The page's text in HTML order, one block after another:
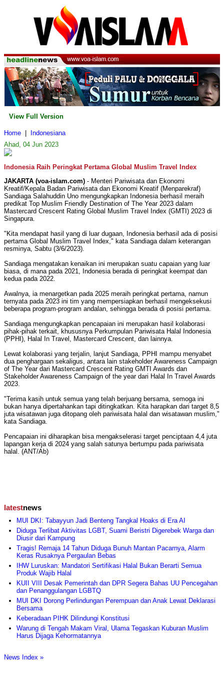
View Full Version
Home
Indonesiana
Ahad, 04 Jun 2023
Indonesia Raih Peringkat Pertama Global Muslim Travel Index
JAKARTA (voa-islam.com) - Menteri Pariwisata dan Ekonomi
Kreatif/Kepala Badan Pariwisata dan Ekonomi Kreatif (Menparekraf)
Sandiaga Salahuddin Uno mengungkapkan Indonesia berhasil meraih
predikat Top Muslim Friendly Destination of The Year 2023 dalam
Mastercard Crescent Rating Global Muslim Travel Index (GMTI) 2023 di
Singapura.
"Kita mendapat hasil yang di luar dugaan, Indonesia berhasil ada di posisi
pertama Global Muslim Travel Index," kata Sandiaga dalam keterangan
resminya, Sabtu (3/6/2023).
Sandiaga mengatakan kenaikan ini merupakan suatu capaian yang luar
biasa, di mana pada 2021, Indonesia berada di peringkat keempat dan
kedua pada 2022.
Awalnya, ia menargetkan pada 2025 meraih peringkat pertama, namun
ternyata pada 2023 ini tim yang mempersiapkan berhasil mengeksekusi
beberapa program-program andalan, sehingga berada di posisi pertama.
Sandiaga mengungkapkan pencapaian ini merupakan hasil kolaborasi
pihak-pihak terkait, khususnya Perkumpulan Pariwisata Halal Indonesia
(PPHI), Halal In Travel, Mastercard Crescent, dan lainnya.
Lewat kolaborasi yang terjalin, lanjut Sandiaga, PPHI mampu menyabet
dua penghargaan sekaligus, antara lain stakeholder Awareness Campaign
of The Year dari Mastercard Crescent Rating GMTI Awards dan
Stakeholder Awareness Campaign of the year dari Halal In Travel Awards
2023.
"Terima kasih untuk semua yang telah berjuang bersama, semoga ini
bukan hanya dipertahankan tapi ditingkatkan. Kita harapkan dari target 8,5
juta wisatawan juga ditopang oleh pariwisata halal dan wisatawan muslim,"
kata Sandiaga.
Pencapaian ini diharapkan bisa mengakselerasi target penciptaan 4,4 juta
lapangan kerja di 2024 yang salah satunya bertumpu pada pariwisata
halal. (ANT/Ab)
latestnews
MUI DKI: Tabayyun Jadi Benteng Tangkal Hoaks di Era AI
Diduga Terlibat Aktivitas LGBT, Suami Beristri Digerebek Warga dan
Diusir dari Kampung
Tragis! Remaja 14 Tahun Diduga Bunuh Mantan Pacarnya, Alarm
Keras Rusaknya Pergaulan Bebas
IHW Luruskan: Mandatori Sertifikasi Halal Bukan Berarti Semua
Produk Wajib Halal
KUII VIII Desak Pemerintah dan DPR Segera Bahas UU Pencegahan
dan Penanggulangan LGBTQ
MUI DKI Dorong Perlindungan Perempuan dan Anak Lewat Deklarasi
Bersama
Keberadaan PIHK Dilindungi Konstitusi
Warung di Tengah Makam Viral, Ulama Tegaskan Kuburan Muslim
Harus Dijaga Kehormatannya
News Index »